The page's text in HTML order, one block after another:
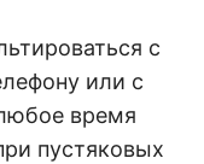
с
или с
время
пустяковых